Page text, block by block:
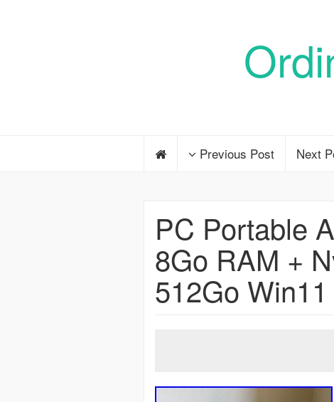
Previous Post Next
PC Portable
8Go RAM +
512Go